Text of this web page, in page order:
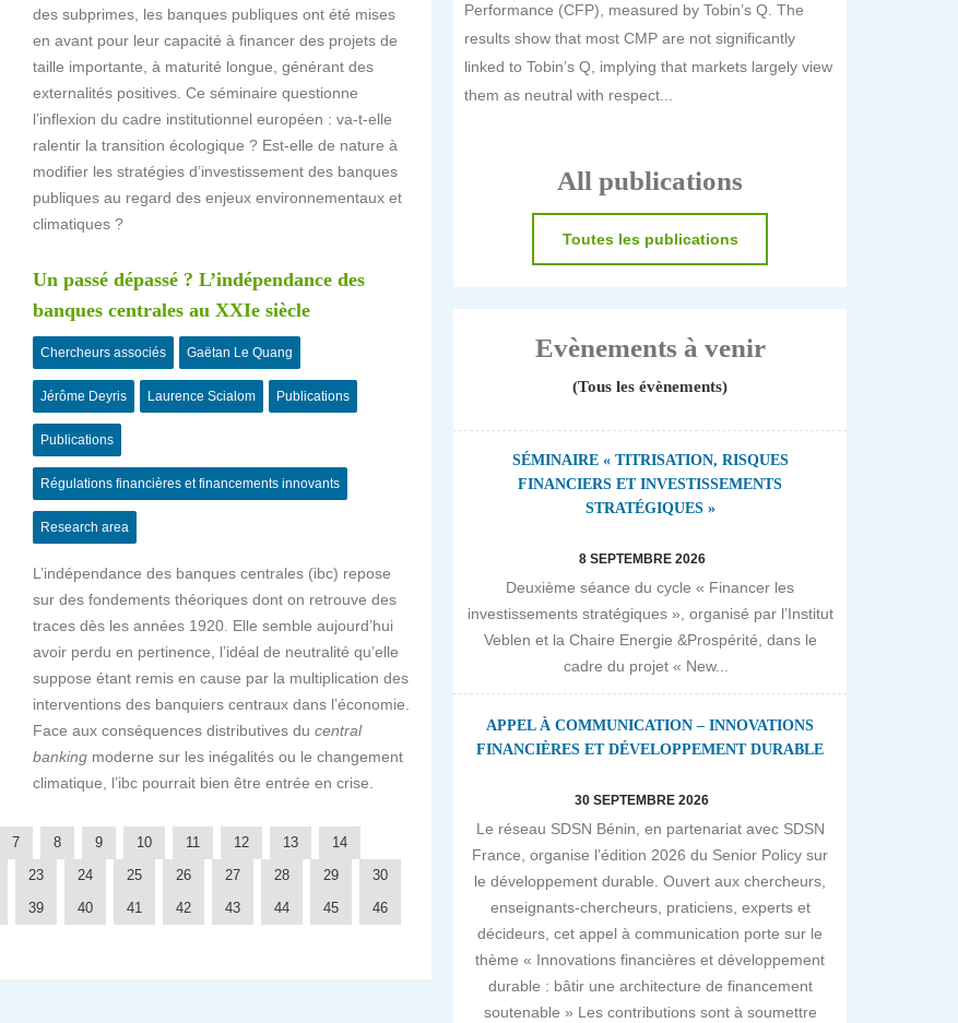
des subprimes, les banques publiques ont été mises
en avant pour leur capacité à financer des projets de
taille importante, à maturité longue, générant des
externalités positives. Ce séminaire questionne
l’inflexion du cadre institutionnel européen : va-t-elle
ralentir la transition écologique ? Est-elle de nature à
modifier les stratégies d’investissement des banques
publiques au regard des enjeux environnementaux et
climatiques ?
Un passé dépassé ? L’indépendance des
banques centrales au XXIe siècle
Chercheurs associés Gaëtan Le Quang
Jérôme Deyris Laurence Scialom Publications
Publications
Régulations financières et financements innovants
Research area
L’indépendance des banques centrales (ibc) repose
sur des fondements théoriques dont on retrouve des
traces dès les années 1920. Elle semble aujourd’hui
avoir perdu en pertinence, l’idéal de neutralité qu’elle
suppose étant remis en cause par la multiplication des
interventions des banquiers centraux dans l’économie.
Face aux conséquences distributives du central
banking moderne sur les inégalités ou le changement
climatique, l’ibc pourrait bien être entrée en crise.
7 8 9 10 11 12 13
14
23 24 25 26 27 28 29
30
39 40 41 42 43 44 45
46
Performance (CFP), measured by Tobin’s Q. The
results show that most CMP are not significantly
linked to Tobin’s Q, implying that markets largely view
them as neutral with respect...
All publications
Toutes les publications
Evènements à venir
(Tous les évènements)
SÉMINAIRE « TITRISATION, RISQUES
FINANCIERS ET INVESTISSEMENTS
STRATÉGIQUES »
8 SEPTEMBRE 2026
Deuxième séance du cycle « Financer les
investissements stratégiques », organisé par l’Institut
Veblen et la Chaire Energie &Prospérité, dans le
cadre du projet « New...
APPEL À COMMUNICATION – INNOVATIONS
FINANCIÈRES ET DÉVELOPPEMENT DURABLE
30 SEPTEMBRE 2026
Le réseau SDSN Bénin, en partenariat avec SDSN
France, organise l’édition 2026 du Senior Policy sur
le développement durable. Ouvert aux chercheurs,
enseignants-chercheurs, praticiens, experts et
décideurs, cet appel à communication porte sur le
thème « Innovations financières et développement
durable : bâtir une architecture de financement
soutenable » Les contributions sont à soumettre